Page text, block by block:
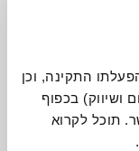
.